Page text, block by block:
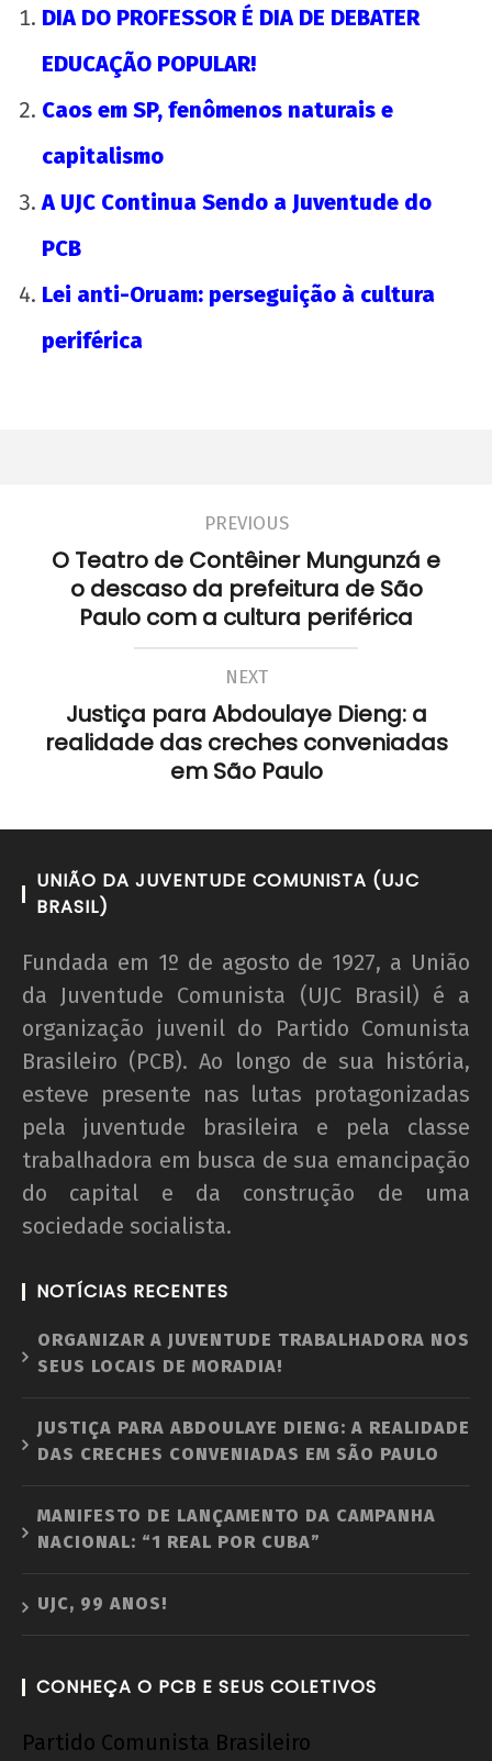
DIA DO PROFESSOR É DIA DE DEBATER
EDUCAÇÃO POPULAR!
Caos em SP, fenômenos naturais e
capitalismo
A UJC Continua Sendo a Juventude do
PCB
Lei anti-Oruam: perseguição à cultura
periférica
PREVIOUS
O Teatro de Contêiner Mungunzá e
o descaso da prefeitura de São
Paulo com a cultura periférica
NEXT
Justiça para Abdoulaye Dieng: a
realidade das creches conveniadas
em São Paulo
UNIÃO DA JUVENTUDE COMUNISTA (UJC
BRASIL)
Fundada em 1º de agosto de 1927, a União
da Juventude Comunista (UJC Brasil) é a
organização juvenil do Partido Comunista
Brasileiro (PCB). Ao longo de sua história,
esteve presente nas lutas protagonizadas
pela juventude brasileira e pela classe
trabalhadora em busca de sua emancipação
do capital e da construção de uma
sociedade socialista.
NOTÍCIAS RECENTES
ORGANIZAR A JUVENTUDE TRABALHADORA NOS
SEUS LOCAIS DE MORADIA!
JUSTIÇA PARA ABDOULAYE DIENG: A REALIDADE
DAS CRECHES CONVENIADAS EM SÃO PAULO
MANIFESTO DE LANÇAMENTO DA CAMPANHA
NACIONAL: “1 REAL POR CUBA”
UJC, 99 ANOS!
CONHEÇA O PCB E SEUS COLETIVOS
Partido Comunista Brasileiro